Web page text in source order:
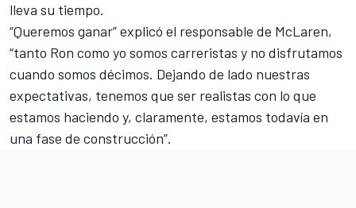
lleva su tiempo.
“Queremos ganar” explicó el responsable de McLaren,
“tanto Ron como yo somos carreristas y no disfrutamos
cuando somos décimos. Dejando de lado nuestras
expectativas, tenemos que ser realistas con lo que
estamos haciendo y, claramente, estamos todavía en
una fase de construcción”.